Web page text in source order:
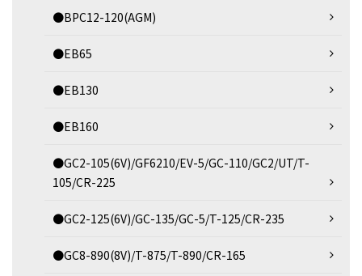
●BPC12-120(AGM)
●EB65
●EB130
●EB160
●GC2-105(6V)/GF6210/EV-5/GC-110/GC2/UT/T-
105/CR-225
●GC2-125(6V)/GC-135/GC-5/T-125/CR-235
●GC8-890(8V)/T-875/T-890/CR-165